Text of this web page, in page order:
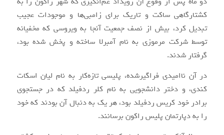
کشتارگاهی ساکت و تاریک برای زامبی‌ها و موجودات عجیب
تبدیل کرد، بیش از نصف جمعیت آنجا به ویروسی که مخفیانه
توسط شرکت مرموزی به نام آمبرلا ساخته و پخش شده بود،
گرفتار شدند.
در آن ناامیدی فراگیرشده، پلیسی تازه‌کار به نام لیان اسکات
کندی، و دختر دانشجویی به نام کلر ردفیلد که در جستجوی
برادر خود کریس ردفیلد بود، هر یک به دنبال آن بودند که خود
را به دپارتمان پلیس راکون برسانند.